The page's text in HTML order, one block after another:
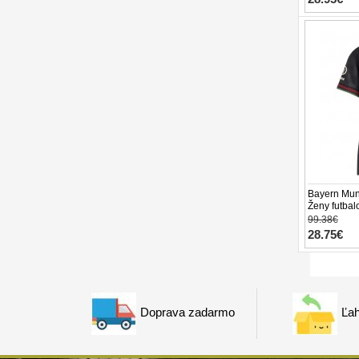
Bayern
Ženy
Rukáv
99.38€
28.75€
Doprava zadarmo